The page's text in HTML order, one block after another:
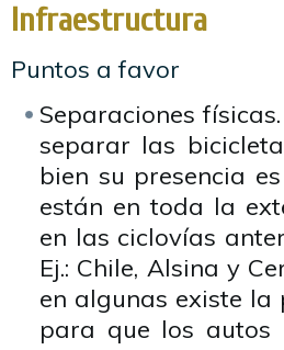
Infraestructura
Puntos a favor
Separaciones
separar las
bien su presencia
están en toda la
en las ciclovías
Ej.: Chile, Alsina y
en algunas existe
para que los autos